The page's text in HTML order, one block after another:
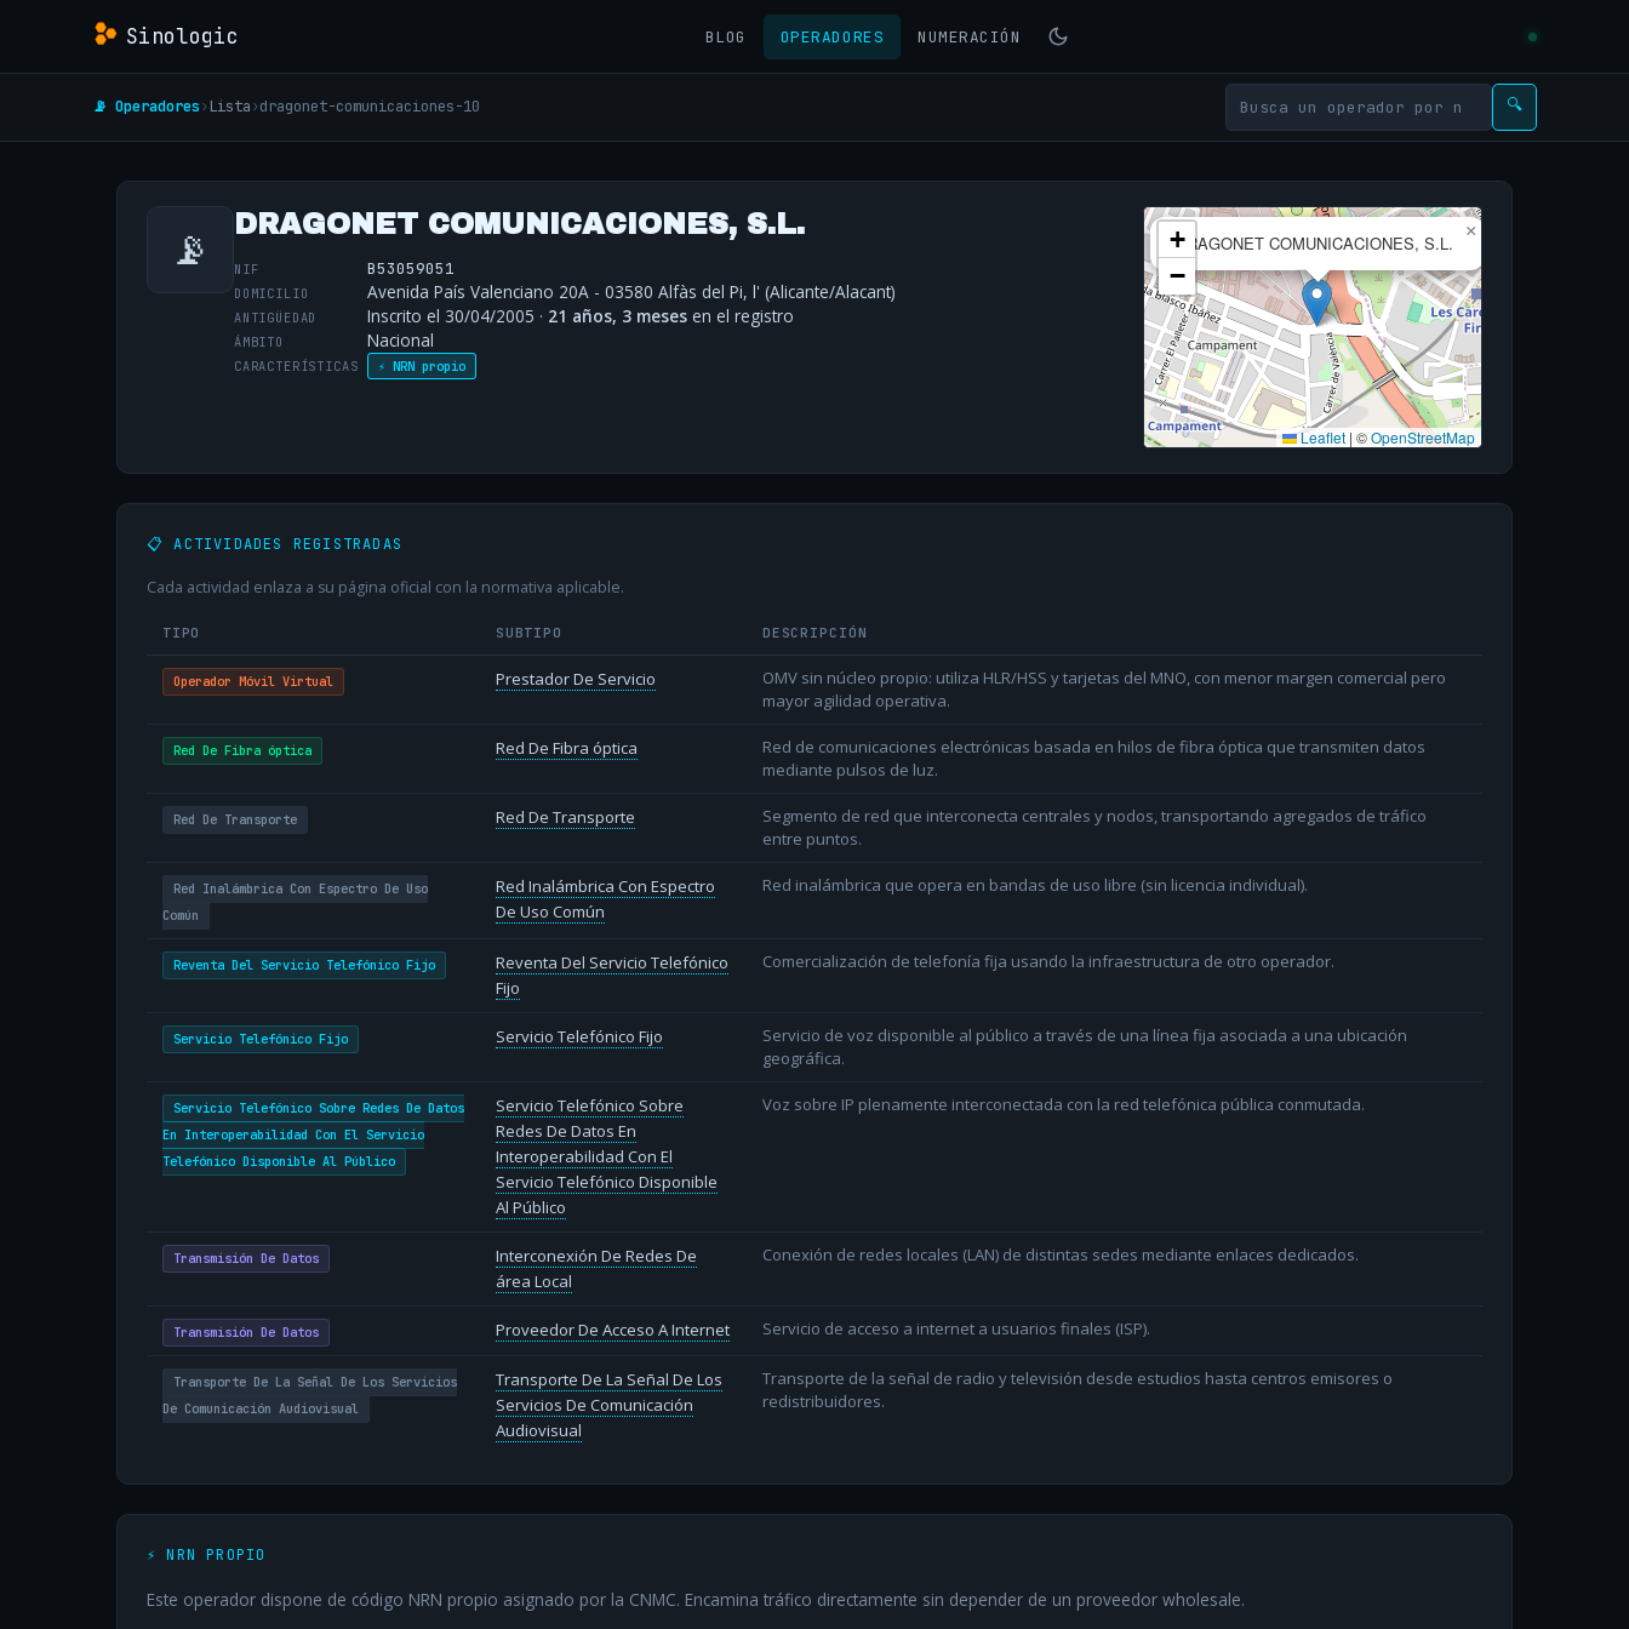
Sinologic BLOG OPERADORES NUMERACIÓN
📡 Operadores› Lista›dragonet-comunicaciones-10 🔍
📡 DRAGONET COMUNICACIONES, S.L.
NIF B53059051
DOMICILIO Avenida País Valenciano 20A - 03580 Alfàs del Pi, l' (Alicante/Alacant)
ANTIGÜEDAD Inscrito el 30/04/2005 · 21 años, 3 meses en el registro
ÁMBITO Nacional
CARACTERÍSTICAS ⚡ NRN propio
DRAGONET COMUNICACIONES, S.L.
×
+
−
Leaflet | ©OpenStreetMap
📋 ACTIVIDADES REGISTRADAS
Cada actividad enlaza a su página oficial con la normativa aplicable.
TIPO SUBTIPO DESCRIPCIÓN
Operador Móvil Virtual Prestador De Servicio
OMV sin núcleo propio: utiliza HLR/HSS y tarjetas del MNO, con menor margen comercial pero
mayor agilidad operativa.
Red De Fibra óptica Red De Fibra óptica
Red de comunicaciones electrónicas basada en hilos de fibra óptica que transmiten datos
mediante pulsos de luz.
Red De Transporte Red De Transporte
Segmento de red que interconecta centrales y nodos, transportando agregados de tráfico
entre puntos.
Red Inalámbrica Con Espectro De Uso
Común
Red Inalámbrica Con Espectro
De Uso Común
Red inalámbrica que opera en bandas de uso libre (sin licencia individual).
Reventa Del Servicio Telefónico Fijo
Reventa Del Servicio Telefónico
Fijo
Comercialización de telefonía fija usando la infraestructura de otro operador.
Servicio Telefónico Fijo Servicio Telefónico Fijo
Servicio de voz disponible al público a través de una línea fija asociada a una ubicación
geográfica.
Servicio Telefónico Sobre Redes De Datos
En Interoperabilidad Con El Servicio
Telefónico Disponible Al Público
Servicio Telefónico Sobre
Redes De Datos En
Interoperabilidad Con El
Servicio Telefónico Disponible
Al Público
Voz sobre IP plenamente interconectada con la red telefónica pública conmutada.
Transmisión De Datos
Interconexión De Redes De
área Local
Conexión de redes locales (LAN) de distintas sedes mediante enlaces dedicados.
Transmisión De Datos Proveedor De Acceso A Internet Servicio de acceso a internet a usuarios finales (ISP).
Transporte De La Señal De Los Servicios
De Comunicación Audiovisual
Transporte De La Señal De Los
Servicios De Comunicación
Audiovisual
Transporte de la señal de radio y televisión desde estudios hasta centros emisores o
redistribuidores.
⚡ NRN PROPIO
Este operador dispone de código NRN propio asignado por la CNMC. Encamina tráfico directamente sin depender de un proveedor wholesale.